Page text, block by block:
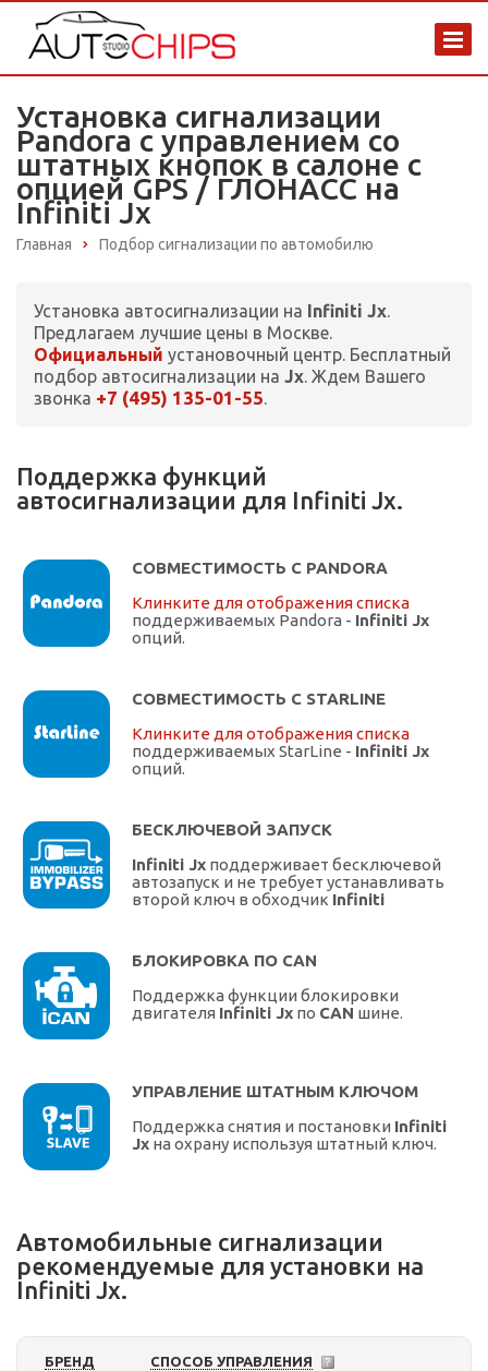
Установка сигнализации
Pandora с управлением со
штатных кнопок в салоне с
опцией GPS / ГЛОНАСС на
Infiniti Jx
Главная Подбор сигнализации по автомобилю
Установка автосигнализации на Infiniti Jx.
Предлагаем лучшие цены в Москве.
Официальный установочный центр. Бесплатный
подбор автосигнализации на Jx. Ждем Вашего
звонка +7 (495) 135-01-55.
Поддержка функций
автосигнализации для Infiniti Jx.
СОВМЕСТИМОСТЬ С PANDORA
Клинките для отображения списка
поддерживаемых Pandora - Infiniti Jx
опций.
СОВМЕСТИМОСТЬ С STARLINE
Клинките для отображения списка
поддерживаемых StarLine - Infiniti Jx
опций.
БЕСКЛЮЧЕВОЙ ЗАПУСК
Infiniti Jx поддерживает бесключевой
автозапуск и не требует устанавливать
второй ключ в обходчик Infiniti
БЛОКИРОВКА ПО CAN
Поддержка функции блокировки
двигателя Infiniti Jx по CAN шине.
УПРАВЛЕНИЕ ШТАТНЫМ КЛЮЧОМ
Поддержка снятия и постановки Infiniti
Jx на охрану используя штатный ключ.
Автомобильные сигнализации
рекомендуемые для установки на
Infiniti Jx.
БРЕНД
СПОСОБ УПРАВЛЕНИЯ